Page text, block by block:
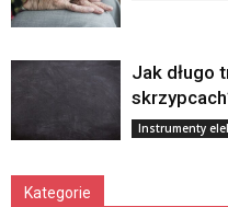
Jak długo
Instrumenty
Kategorie